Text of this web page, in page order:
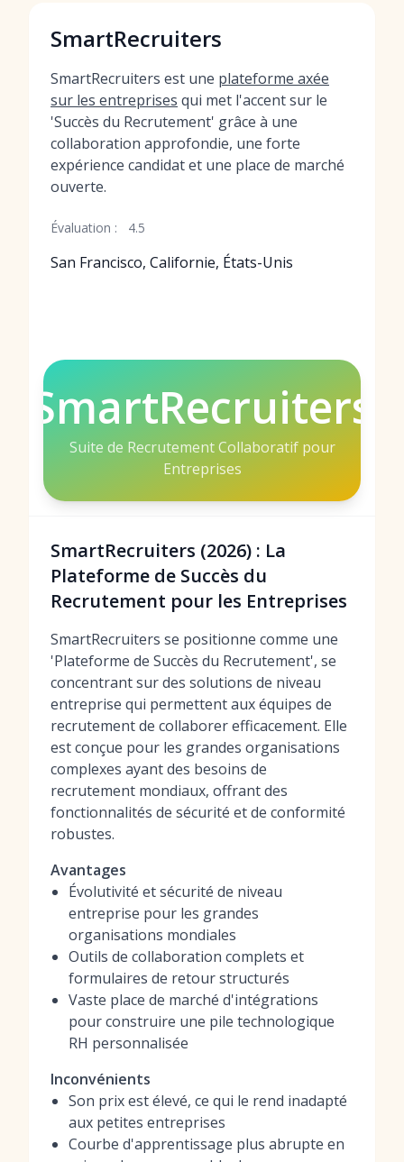
SmartRecruiters
SmartRecruiters est une plateforme axée
sur les entreprises qui met l'accent sur le
'Succès du Recrutement' grâce à une
collaboration approfondie, une forte
expérience candidat et une place de marché
ouverte.
Évaluation : 4.5
San Francisco, Californie, États-Unis
SmartRecruiters
Suite de Recrutement Collaboratif pour
Entreprises
SmartRecruiters (2026) : La
Plateforme de Succès du
Recrutement pour les Entreprises
SmartRecruiters se positionne comme une
'Plateforme de Succès du Recrutement', se
concentrant sur des solutions de niveau
entreprise qui permettent aux équipes de
recrutement de collaborer efficacement. Elle
est conçue pour les grandes organisations
complexes ayant des besoins de
recrutement mondiaux, offrant des
fonctionnalités de sécurité et de conformité
robustes.
Avantages
Évolutivité et sécurité de niveau
entreprise pour les grandes
organisations mondiales
Outils de collaboration complets et
formulaires de retour structurés
Vaste place de marché d'intégrations
pour construire une pile technologique
RH personnalisée
Inconvénients
Son prix est élevé, ce qui le rend inadapté
aux petites entreprises
Courbe d'apprentissage plus abrupte en